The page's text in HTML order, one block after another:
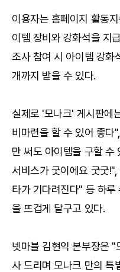
이용자는 홈페이지 활동
이템 장비와 강화석을 지
조사 참여 시 아이템 강화
개까지 받을 수 있다.
실제로 '모나크' 게시판에
비마련을 할 수 있어 좋다
만 써도 아이템을 구할 수
서비스가 굿이에요 굿굿
타가 기다려진다" 등 하
을 뜨겁게 달구고 있다.
넷마블 김현익 본부장은 "
사 드리며 모나크 만의 특